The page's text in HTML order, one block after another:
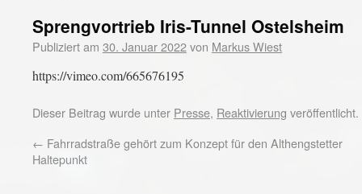
Sprengvortrieb Iris-Tunnel Ostelsheim
Publiziert am 30. Januar 2022von Markus Wiest
https://vimeo.com/665676195
Dieser Beitrag wurde unter Presse, Reaktivierung
← Fahrradstraße gehört zum Konzept für den Althengstetter
Haltepunkt